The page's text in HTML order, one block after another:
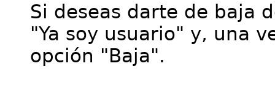
Si deseas darte de baja
"Ya soy usuario" y, una
opción "Baja".